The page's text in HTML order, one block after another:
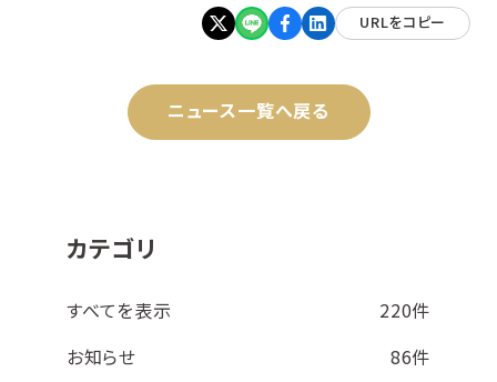
URLをコピー
ニュース一覧へ戻る
カテゴリ
すべてを表示
220件
お知らせ
86件